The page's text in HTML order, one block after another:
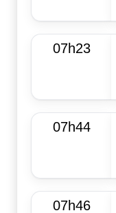
07h23
07h44
07h46